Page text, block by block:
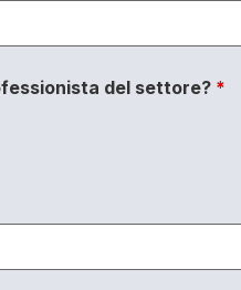
del settore? *